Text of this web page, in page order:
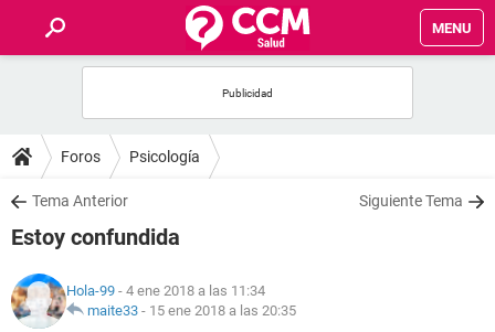
MENU
FOROS
SALUD
FAMILIA
NUTRICIÓN
Foros Psicología
Tema Anterior Siguiente Tema
Estoy confundida
Hola-99 - 4 ene 2018 a las 11:34
maite33 - 15 ene 2018 a las 20:35